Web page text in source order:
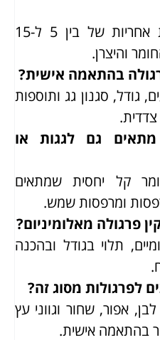
רוב החברות מציעות אחריות של בין 5 ל-15
והיצרן.
בהתאמה אישית?
גודל, סגנון גג ותוספות
מתאים גם לגגות או
קל יחסית שמתאים
ומרפסות שמש.
פרגולה מאלומיניום?
תלוי בגודל ובהכנה
לפרגולות מסוג זה?
אפור, שחור וגווני עץ
בהתאמה אישית.